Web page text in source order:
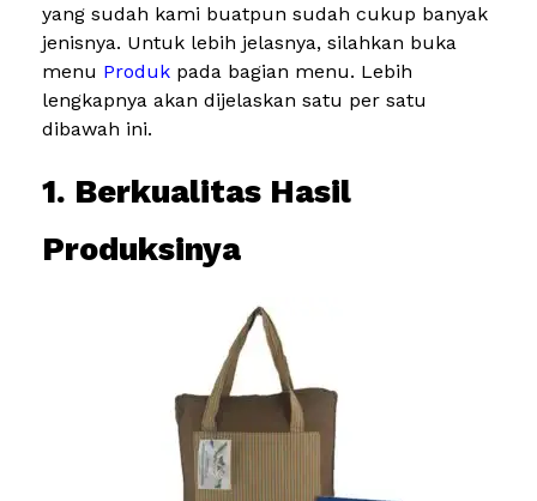
yang sudah kami buatpun sudah cukup banyak
jenisnya. Untuk lebih jelasnya, silahkan buka
menu Produk pada bagian menu. Lebih
lengkapnya akan dijelaskan satu per satu
dibawah ini.
1. Berkualitas Hasil
Produksinya